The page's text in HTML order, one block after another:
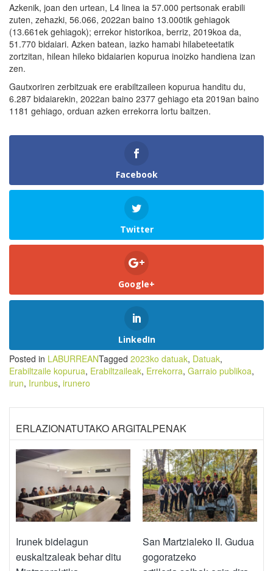
Azkenik, joan den urtean, L4 linea ia 57.000 pertsonak erabili
zuten, zehazki, 56.066, 2022an baino 13.000tik gehiagok
(13.661ek gehiagok); errekor historikoa, berriz, 2019koa da,
51.770 bidaiari. Azken batean, iazko hamabi hilabeteetatik
zortzitan, hilean hileko bidaiarien kopurua inoizko handiena izan
zen.
Gautxoriren zerbitzuak ere erabiltzaileen kopurua handitu du,
6.287 bidaiarekin, 2022an baino 2377 gehiago eta 2019an baino
1181 gehiago, orduan azken errekorra lortu baitzen.
Facebook
Twitter
Google+
LinkedIn
Posted in LABURREANTagged 2023ko datuak, Datuak,
Erabiltzaile kopurua, Erabiltzaileak, Errekorra, Garraio publikoa,
irun, Irunbus, irunero
ERLAZIONATUTAKO ARGITALPENAK
Irunek bidelagun
euskaltzaleak behar ditu
San Martzialeko II. Gudua
gogoratzeko